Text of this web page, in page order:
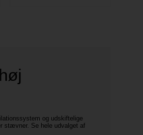
og udskiftelige
stævner. Se hele udvalget af